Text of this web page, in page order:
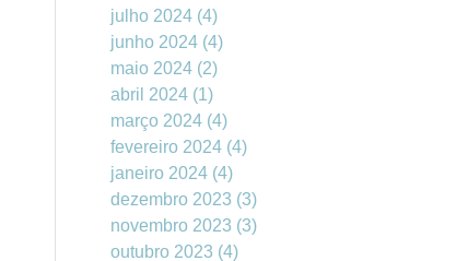
julho 2024 (4)
junho 2024 (4)
maio 2024 (2)
abril 2024 (1)
março 2024 (4)
fevereiro 2024 (4)
janeiro 2024 (4)
dezembro 2023 (3)
novembro 2023 (3)
outubro 2023 (4)